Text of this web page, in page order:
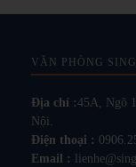
VĂN PHÒNG
Địa chỉ :45A, Ngõ
Nội.
Điện thoại :
Email :